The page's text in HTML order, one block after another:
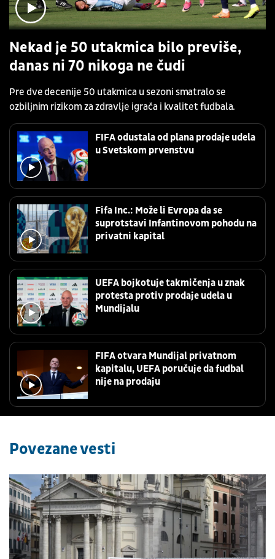
Nekad je 50 utakmica bilo previše,
danas ni 70 nikoga ne čudi
Pre dve decenije 50 utakmica u sezoni smatralo se
ozbiljnim rizikom za zdravlje igrača i kvalitet fudbala.
FIFA odustala od plana prodaje udela
u Svetskom prvenstvu
Fifa Inc.: Može li Evropa da se
suprotstavi Infantinovom pohodu na
privatni kapital
UEFA bojkotuje takmičenja u znak
protesta protiv prodaje udela u
Mundijalu
FIFA otvara Mundijal privatnom
kapitalu, UEFA poručuje da fudbal
nije na prodaju
Povezane vesti